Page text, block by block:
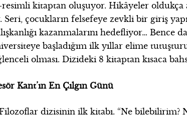
kitaptan oluşuyor. Hikâyeler oldukça
Seri, çocukların felsefeye zevkli bir giriş
kazanmalarını hedefliyor… Bence
başladığım ilk yıllar elime
olması. Dizideki 8 kitaptan kısaca
Kant’ın En Çılgın Günü
dizisinin ilk kitabı. “Ne bilebilirim?